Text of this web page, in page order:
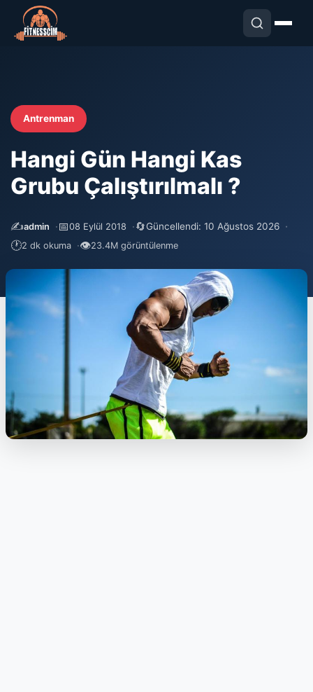
Antrenman
Hangi Gün Hangi Kas
Grubu Çalıştırılmalı ?
✍️admin 📅08 Eylül 2018 🔄Güncellendi: 10 Ağustos 2026
🕐2 dk okuma 👁23.4M görüntülenme